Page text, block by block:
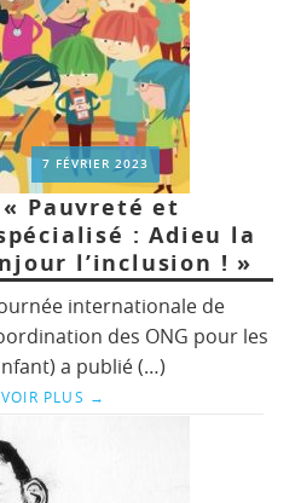
7 FÉVRIER 2023
Pauvreté et
: Adieu la
l’inclusion ! »
internationale de
des ONG pour les
a publié (…)
PLUS →